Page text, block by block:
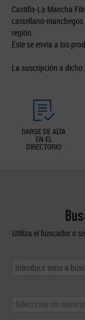
Castilla-La Mancha
castellano-
región.
Éste se envía a los
La suscripción a
DARSE DE ALTA
EN EL
DIRECTORIO
Utiliza el buscador o
Selecciona un